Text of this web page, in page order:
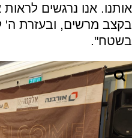
אותנו. אנו נרגשים
בקצב מרשים, ובעזרת ה'
בשטח".